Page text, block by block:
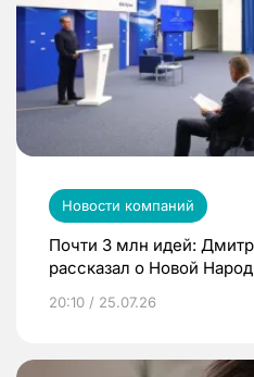
Новости компаний
Почти 3 млн идей:
рассказал о Новой
20:10 / 25.07.26